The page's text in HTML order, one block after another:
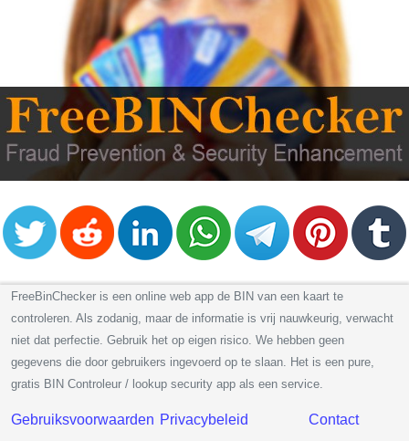
FreeBinChecker is een online web app de BIN van een kaart te
controleren. Als zodanig, maar de informatie is vrij nauwkeurig, verwacht
niet dat perfectie. Gebruik het op eigen risico. We hebben geen
gegevens die door gebruikers ingevoerd op te slaan. Het is een pure,
gratis BIN Controleur / lookup security app als een service.
Gebruiksvoorwaarden Privacybeleid Contact